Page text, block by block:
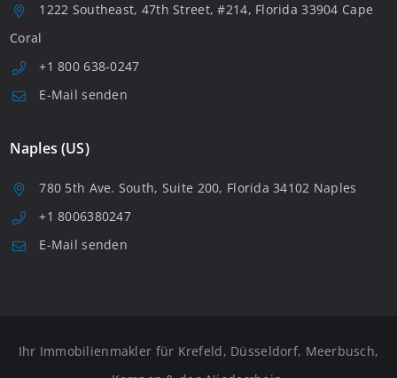
1222 Southeast, 47th Street, #214, Florida 33904 Cape
Coral
+1 800 638-0247
E-Mail senden
Naples (US)
780 5th Ave. South, Suite 200, Florida 34102 Naples
+1 8006380247
E-Mail senden
Ihr Immobilienmakler für Krefeld, Düsseldorf, Meerbusch,